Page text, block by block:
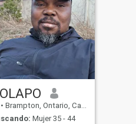
• Brampton, Ontario, Canadá
Mujer 35 - 44